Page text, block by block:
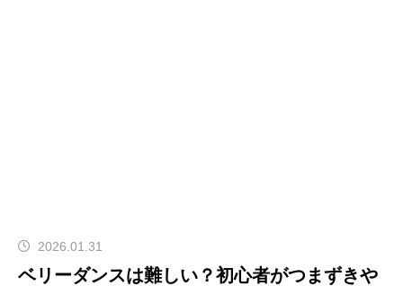
2026.01.31
ベリーダンスは難しい？初心者がつまずきや